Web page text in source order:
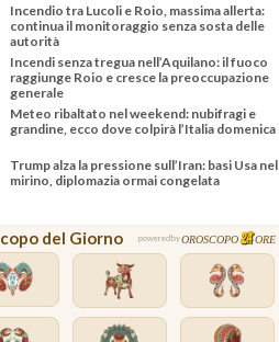
Incendio tra Lucoli e Roio, massima allerta:
continua il monitoraggio senza sosta delle
autorità
Incendi senza tregua nell’Aquilano: il fuoco
raggiunge Roio e cresce la preoccupazione
generale
Meteo ribaltato nel weekend: nubifragi e
grandine, ecco dove colpirà l’Italia domenica
Trump alza la pressione sull’Iran: basi Usa nel
mirino, diplomazia ormai congelata
del Giorno powered byOROSCOPO ORE